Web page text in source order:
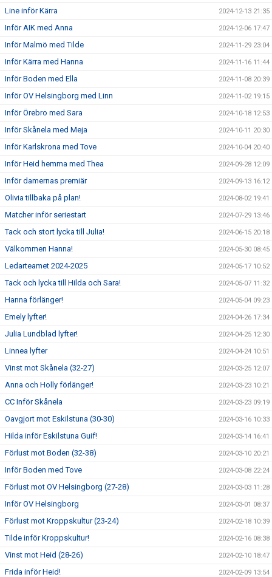
Line inför Kärra 2024-12-13 21:35
Inför AIK med Anna 2024-12-06 17:47
Inför Malmö med Tilde 2024-11-29 23:04
Inför Kärra med Hanna 2024-11-16 11:44
Inför Boden med Ella 2024-11-08 20:39
Inför OV Helsingborg med Linn 2024-11-02 19:15
Inför Örebro med Sara 2024-10-18 12:53
Inför Skånela med Meja 2024-10-11 20:30
Inför Karlskrona med Tove 2024-10-04 20:40
Inför Heid hemma med Thea 2024-09-28 12:09
Inför damernas premiär 2024-09-13 16:12
Olivia tillbaka på plan! 2024-08-02 19:41
Matcher inför seriestart 2024-07-29 13:46
Tack och stort lycka till Julia! 2024-06-15 20:18
Välkommen Hanna! 2024-05-30 08:45
Ledarteamet 2024-2025 2024-05-17 10:52
Tack och lycka till Hilda och Sara! 2024-05-07 11:32
Hanna förlänger! 2024-05-04 09:23
Emely lyfter! 2024-04-26 17:34
Julia Lundblad lyfter! 2024-04-25 12:30
Linnea lyfter 2024-04-24 10:51
Vinst mot Skånela (32-27) 2024-03-25 12:07
Anna och Holly förlänger! 2024-03-23 10:21
CC Inför Skånela 2024-03-23 09:19
Oavgjort mot Eskilstuna (30-30) 2024-03-16 10:33
Hilda inför Eskilstuna Guif! 2024-03-14 16:41
Förlust mot Boden (32-38) 2024-03-10 20:21
Inför Boden med Tove 2024-03-08 22:24
Förlust mot OV Helsingborg (27-28) 2024-03-03 11:28
Inför OV Helsingborg 2024-03-01 08:37
Förlust mot Kroppskultur (23-24) 2024-02-18 10:39
Tilde inför Kroppskultur! 2024-02-16 08:38
Vinst mot Heid (28-26) 2024-02-10 18:47
Frida inför Heid! 2024-02-09 13:54